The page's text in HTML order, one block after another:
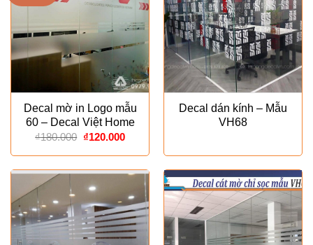
Decal mờ in Logo mẫu
60 – Decal Việt Home
₫180.000 Giá
là:
₫180.000.
₫120.000Giá
tại
là:
₫120.000.
Decal dán kính – Mẫu
VH68